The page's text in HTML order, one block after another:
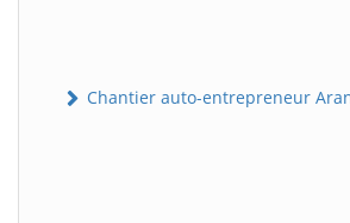
Chantier auto-entrepreneur